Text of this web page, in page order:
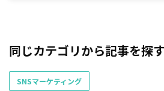
同じカテゴリから記事を探す
SNSマーケティング